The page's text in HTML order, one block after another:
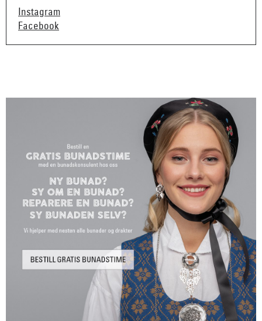
Instagram
Facebook